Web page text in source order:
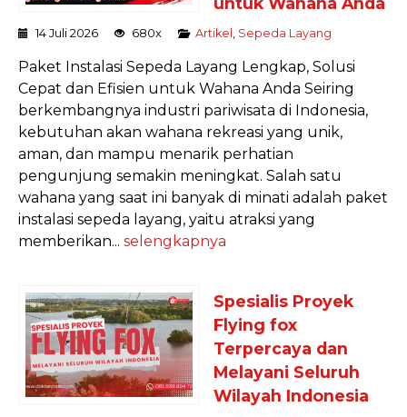
14 Juli 2026 680x Artikel Sepeda Layang
Paket Instalasi Sepeda Layang Lengkap, Solusi
Cepat dan Efisien untuk Wahana Anda Seiring
berkembangnya industri pariwisata di Indonesia,
kebutuhan akan wahana rekreasi yang unik,
aman, dan mampu menarik perhatian
pengunjung semakin meningkat. Salah satu
wahana yang saat ini banyak di minati adalah paket
instalasi sepeda layang, yaitu atraksi yang
memberikan... selengkapnya
Spesialis Proyek
Flying fox
Terpercaya dan
Melayani Seluruh
Wilayah Indonesia